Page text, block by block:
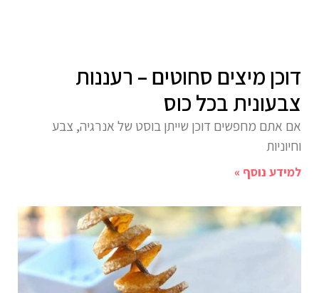
דוכן מיצים סחוטים – רעננות
צבעונית בכל כוס
אם אתם מחפשים דוכן שייתן בוסט של אנרגיה, צבע
וחיוניות
למידע נוסף »